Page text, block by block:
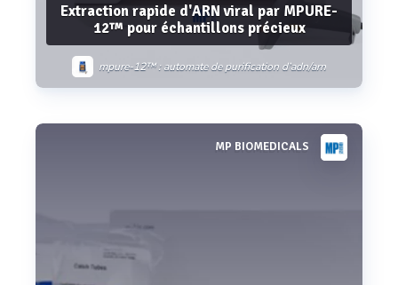
Extraction rapide d'ARN viral par MPURE-
12™ pour échantillons précieux
mpure-12™ : automate de purification d’adn/arn
Voir plusMP BIOMEDICALS